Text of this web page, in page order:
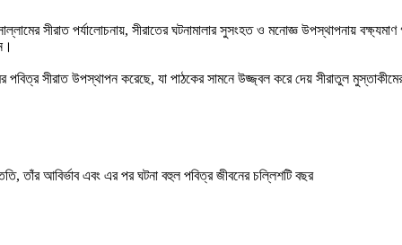
সীরাত পর্যালোচনায়, সীরাতের ঘটনামালার সুসংহত ও মনোজ্ঞ উপস্থাপনায়
পবিত্র সীরাত উপস্থাপন করেছে, যা পাঠকের সামনে উজ্জ্বল করে দেয় সীরাতুল
তাঁর আবির্ভাব এবং এর পর ঘটনা বহুল পবিত্র জীবনের চল্লিশটি বছর